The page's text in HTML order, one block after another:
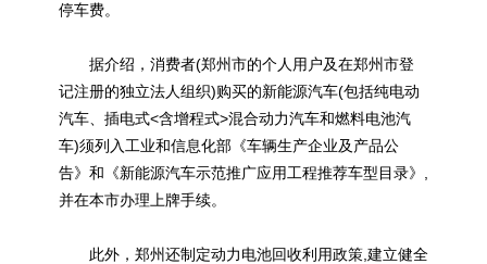
停车费。
据介绍，消费者(郑州市的个人用户及在郑州市登
记注册的独立法人组织)购买的新能源汽车(包括纯电动
汽车、插电式<含增程式>混合动力汽车和燃料电池汽
车)须列入工业和信息化部《车辆生产企业及产品公
告》和《新能源汽车示范推广应用工程推荐车型目录》,
并在本市办理上牌手续。
此外，郑州还制定动力电池回收利用政策,建立健全